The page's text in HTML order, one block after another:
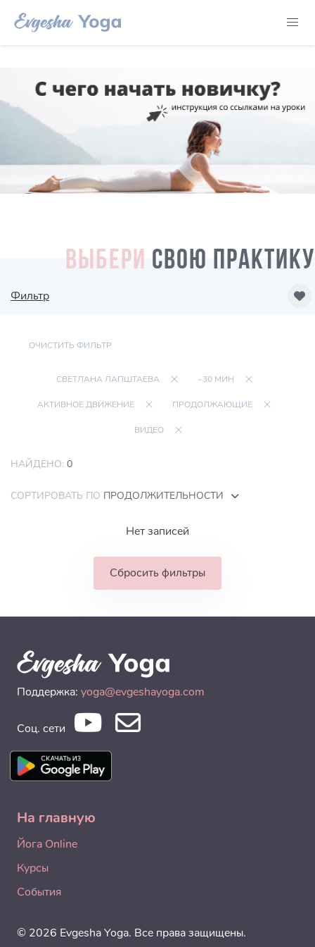
ВЫБЕРИ СВОЮ ПРАКТИКУ
Фильтр
ОЧИСТИТЬ ФИЛЬТР
СВЕТЛАНА ЛАПШТАЕВА ~30 МИН
АКТИВНОЕ ДВИЖЕНИЕ ПРОДОЛЖАЮЩИЕ
ВИДЕО
НАЙДЕНО: 0
СОРТИРОВАТЬ ПО ПРОДОЛЖИТЕЛЬНОСТИ
Нет записей
Сбросить фильтры
Поддержка: yoga@evgeshayoga.com
Соц. сети
На главную
Йога Online
Курсы
События
© 2026 Evgesha Yoga. Все права защищены.